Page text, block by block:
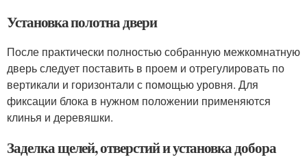
Установка полотна двери
После практически полностью собранную межкомнатную
дверь следует поставить в проем и отрегулировать по
вертикали и горизонтали с помощью уровня. Для
фиксации блока в нужном положении применяются
клинья и деревяшки.
Заделка щелей, отверстий и установка добора